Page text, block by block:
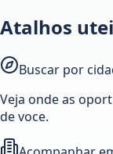
Atalhos
Buscar por
Veja onde as
de voce.